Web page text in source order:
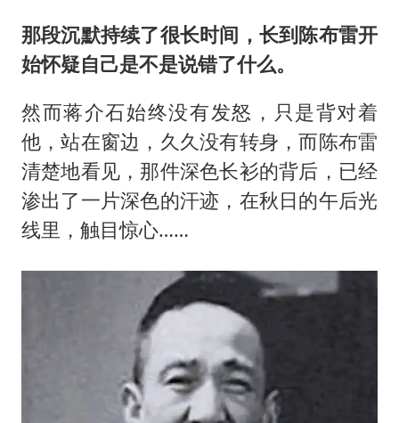
那段沉默持续了很长时间，长到陈布雷开
始怀疑自己是不是说错了什么。
然而蒋介石始终没有发怒，只是背对着
他，站在窗边，久久没有转身，而陈布雷
清楚地看见，那件深色长衫的背后，已经
渗出了一片深色的汗迹，在秋日的午后光
线里，触目惊心……